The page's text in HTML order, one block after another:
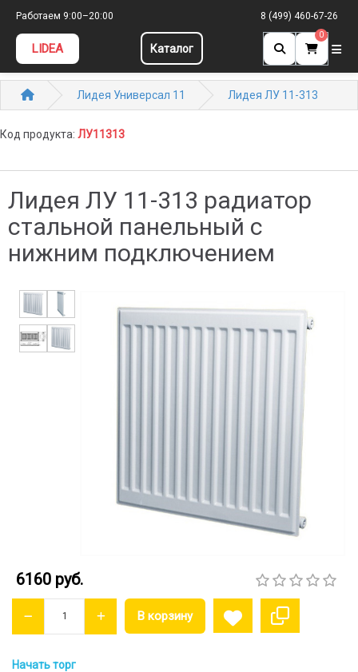
Работаем 9:00–20:00 8 (499) 460-67-26
LIDEA Каталог
0
Лидея Универсал 11 Лидея ЛУ 11-313
Код продукта: ЛУ11313
Лидея ЛУ 11-313 радиатор
стальной панельный с
нижним подключением
6160 руб.
Начать торг